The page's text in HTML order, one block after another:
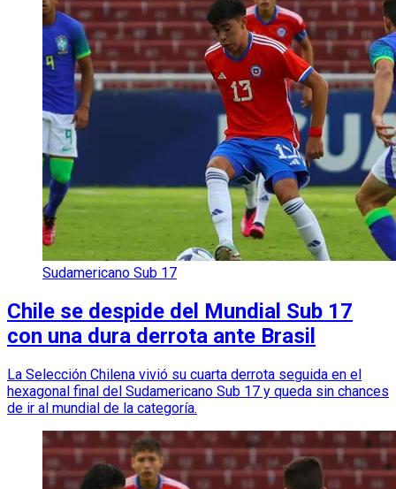
Sudamericano Sub 17
Chile se despide del Mundial Sub 17
con una dura derrota ante Brasil
La Selección Chilena vivió su cuarta derrota seguida en el
hexagonal final del Sudamericano Sub 17 y queda sin chances
de ir al mundial de la categoría.